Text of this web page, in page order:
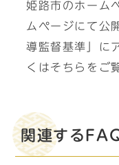
姫路市のホーム
ムページにて公
導監督基準」に
くはそちらをご
関連する